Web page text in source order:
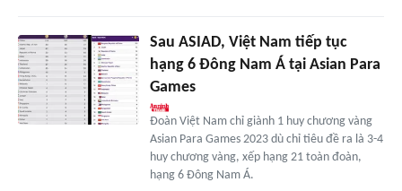
Sau ASIAD, Việt Nam tiếp tục
hạng 6 Đông Nam Á tại Asian Para
Games
Đoàn Việt Nam chỉ giành 1 huy chương vàng
Asian Para Games 2023 dù chỉ tiêu đề ra là 3-4
huy chương vàng, xếp hạng 21 toàn đoàn,
hạng 6 Đông Nam Á.